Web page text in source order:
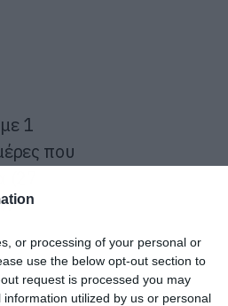
or processing of your personal or
use the below opt-out section to
request is processed you may
utilized by us or personal
1
που